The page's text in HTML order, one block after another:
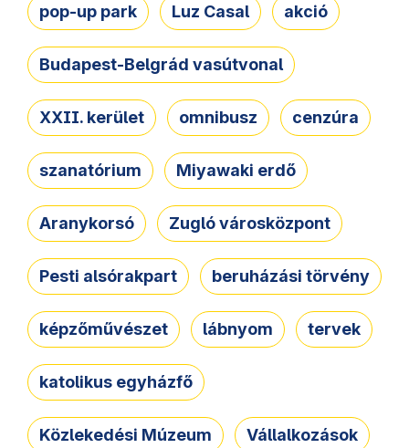
pop-up park Luz Casal akció
Budapest-Belgrád vasútvonal
XXII. kerület omnibusz cenzúra
szanatórium Miyawaki erdő
Aranykorsó Zugló városközpont
Pesti alsórakpart beruházási törvény
képzőművészet lábnyom tervek
katolikus egyházfő
Közlekedési Múzeum Vállalkozások